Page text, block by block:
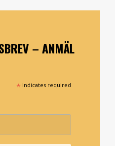
– ANMÄL
* indicates required